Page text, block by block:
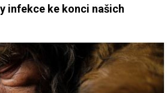
infekce ke konci našich